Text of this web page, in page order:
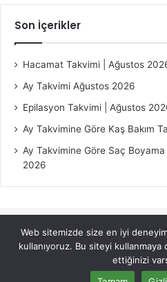
Son İçerikler
Hacamat Takvimi | Ağustos
Ay Takvimi Ağustos 2026
Epilasyon Takvimi | Ağustos
Ay Takvimine Göre Kaş Bakım
Ay Takvimine Göre Saç
2026
© Copyright 2026, All Rights
TieLabs
Web sitemizde size en iyi
kullanıyoruz. Bu siteyi
ettiğinizi